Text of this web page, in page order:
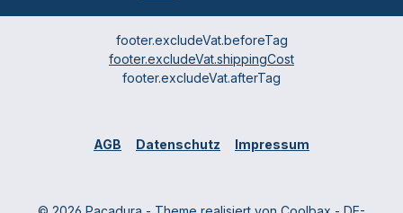
footer.excludeVat.beforeTag
footer.excludeVat.shippingCost
footer.excludeVat.afterTag
AGB Datenschutz Impressum